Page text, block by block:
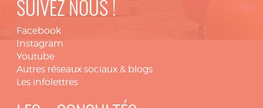
SUIVEZ NOUS !
Facebook
Instagram
Youtube
Autres réseaux sociaux & blogs
Les infolettres